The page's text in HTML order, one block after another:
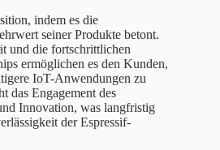
indem es die
seiner Produkte betont.
und die fortschrittlichen
ermöglichen es den Kunden,
IoT-Anwendungen zu
das Engagement des
Innovation, was langfristig
der Espressif-